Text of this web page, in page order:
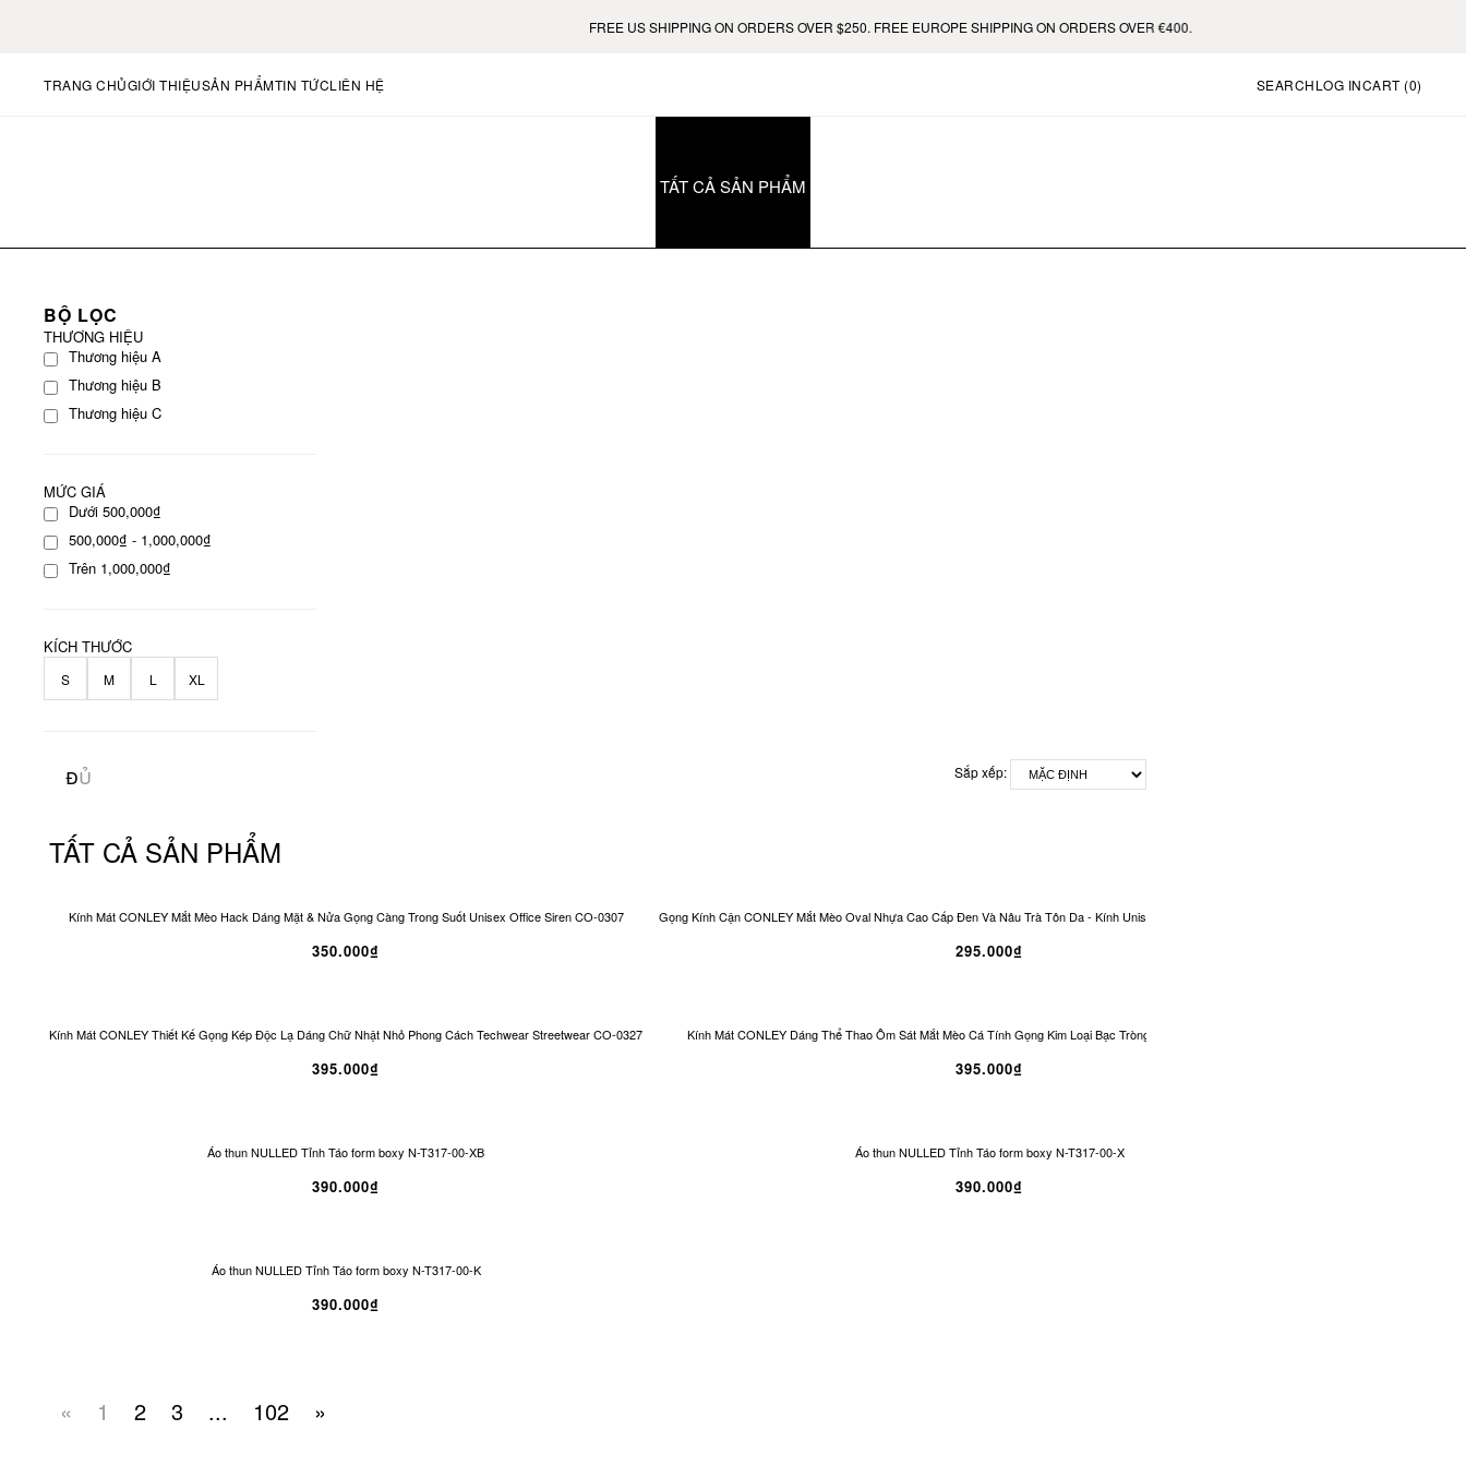
FREE US SHIPPING ON ORDERS OVER $250. FREE EUROPE SHIPPING ON ORDERS OVER €400.
TRANG CHỦGIỚI THIỆUSẢN PHẨMTIN TỨCLIÊN HỆ SEARCHLOG INCART (0)
TẤT CẢ SẢN PHẨM
BỘ LỌC
THƯƠNG HIỆU
Thương hiệu A
Thương hiệu B
Thương hiệu C
MỨC GIÁ
Dưới 500,000₫
500,000₫ - 1,000,000₫
Trên 1,000,000₫
KÍCH THƯỚC
S M L XL
Sắp xếp:
TẤT CẢ SẢN PHẨM
Kính Mát CONLEY Mắt Mèo Hack Dáng Mặt & Nửa Gọng Càng Trong Suốt Unisex Office Siren CO-0307
350.000₫
Gọng Kính Cận CONLEY Mắt Mèo Oval Nhựa Cao Cấp Đen Và Nâu Trà Tôn Da - Kính Unisex Office Siren Vintage CO-0321
295.000₫
Kính Mát CONLEY Thiết Kế Gọng Kép Độc Lạ Dáng Chữ Nhật Nhỏ Phong Cách Techwear Streetwear CO-0327
395.000₫
Kính Mát CONLEY Dáng Thể Thao Ôm Sát Mắt Mèo Cá Tính Gọng Kim Loại Bạc Tròng Đen Chống UV | CO-0329
395.000₫
Áo thun NULLED Tỉnh Táo form boxy N-T317-00-XB
390.000₫
Áo thun NULLED Tỉnh Táo form boxy N-T317-00-X
390.000₫
Áo thun NULLED Tỉnh Táo form boxy N-T317-00-K
390.000₫
« 1 2 3 ... 102 »